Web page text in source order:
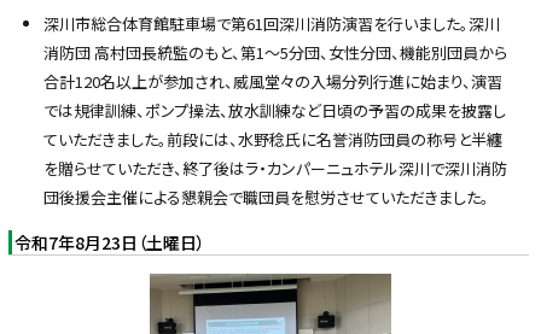
深川市総合体育館駐車場で第61回深川消防演習を行いました。深川
消防団 高村団長統監のもと、第1〜5分団、女性分団、機能別団員から
合計120名以上が参加され、威風堂々の入場分列行進に始まり、演習
では規律訓練、ポンプ操法、放水訓練など日頃の予習の成果を披露し
ていただきました。前段には、水野稔氏に名誉消防団員の称号と半纏
を贈らせていただき、終了後はラ・カンパーニュホテル深川で深川消防
団後援会主催による懇親会で職団員を慰労させていただきました。
令和7年8月23日（土曜日）